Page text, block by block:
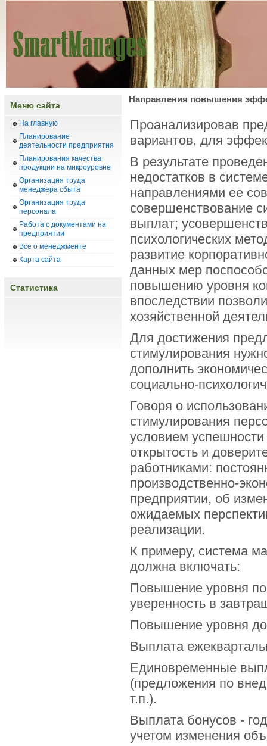
Меню сайта
На главную
Планирование
деятельности предприятия
Планирования качества
продукции на микроуровне
Организация труда
менеджера сбыта
Организация труда
персонала
Работа с документами на
предприятии
Все о менеджменте
Карта сайта
Статистика
Направления повышения
Проанализировав
вариантов, для
В результате
недостатков в
направлениями ее
совершенствование
выплат;
психологических
развитие
данных мер
повышению уровня
впоследствии
хозяйственной
Для достижения
стимулирования
дополнить
социально-
Говоря о
стимулирования
условием успешности
открытость и
работниками:
производственно-
предприятии, об
ожидаемых
реализации.
К примеру, система
должна включать:
Повышение уровня
уверенность в
Повышение уровня
Выплата
Единовременные
(предложения по
т.п.).
Выплата бонусов -
учетом изменения